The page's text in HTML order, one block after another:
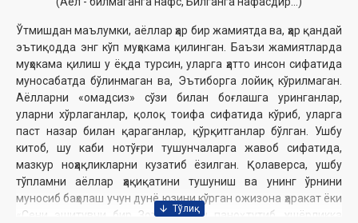
Ўтмишдан маълумки, аёллар ҳар бир жамиятда ва, ҳар қандай
эътиқодда энг кўп муҳокама қилинган. Баъзи жамиятларда
муҳокама қилиш у ёқда турсин, уларга ҳатто инсон сифатида
муносабатда бўлинмаган ва, Эътиборга лойиқ кўрилмаган.
Аёлларни «омадсиз» сўзи билан боғлашга уринганлар,
уларни хўрлаганлар, қолоқ тоифа сифатида кўриб, уларга
паст назар билан қараганлар, қўрқитганлар бўлган. Ушбу
китоб, шу каби нотўғри тушунчаларга жавоб сифатида,
мазкур ноҳақликларни кузатиб ёзилган. Қолаверса, ушбу
тўпламни аёллар ҳақиқатини тушуниш ва унинг ўрнини
муносиб баҳолаш учун дунё юзини кўрган ожизона ҳаракат ёки
«Сени эшитувчи бир Зот бор» ни паноҳ тутиб, ҳушёрликка